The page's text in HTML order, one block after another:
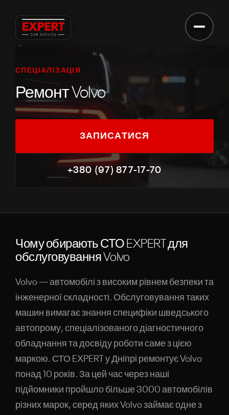
СПЕЦІАЛІЗАЦІЯ
Ремонт Volvo
ЗАПИСАТИСЯ
+380 (97) 877-17-70
Чому обирають СТО EXPERT для
обслуговування Volvo
Volvo — автомобілі з високим рівнем безпеки та
інженерної складності. Обслуговування таких
машин вимагає знання специфіки шведського
автопрому, спеціалізованого діагностичного
обладнання та досвіду роботи саме з цією
маркою. СТО EXPERT у Дніпрі ремонтує Volvo
понад 10 років. За цей час через наші
підйомники пройшло більше 3000 автомобілів
різних марок, серед яких Volvo займає одне з
ВАШЕ ІМ'Я
МАРКА АВТО / КОМЕНТАР
НАДІСЛАТИ ЗАЯВКУ